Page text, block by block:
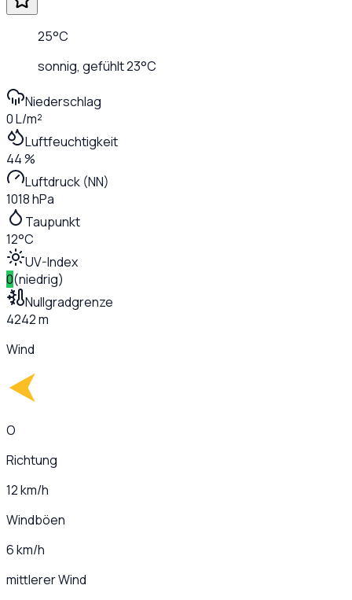
25°C
sonnig, gefühlt23°C
Niederschlag
0 L/m²
Luftfeuchtigkeit
44 %
Luftdruck (NN)
1018 hPa
Taupunkt
12°C
UV-Index
0(niedrig)
Nullgradgrenze
4242 m
Wind
O
Richtung
12 km/h
Windböen
6 km/h
mittlerer Wind